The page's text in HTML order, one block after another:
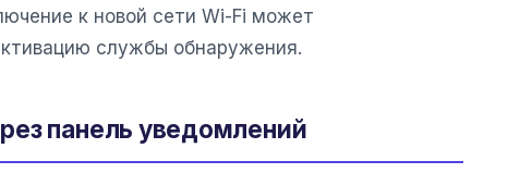
к новой сети Wi-Fi может
службы обнаружения.
панель уведомлений